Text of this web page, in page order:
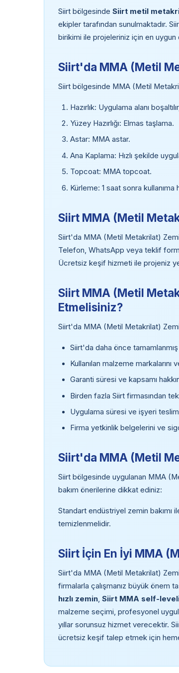
Siirt bölgesinde Siirt metil
ekipler tarafından sunulmaktadır.
birikimi ile projeleriniz için en uygun
Siirt'da MMA (Metil
Siirt bölgesinde MMA (Metil
Hazırlık: Uygulama alanı
Yüzey Hazırlığı: Elmas taşlama.
Astar: MMA astar.
Ana Kaplama: Hızlı şekilde
Topcoat: MMA topcoat.
Kürleme: 1 saat sonra kullanıma
Siirt MMA (Metil
Siirt'da MMA (Metil Metakrilat)
Telefon, WhatsApp veya teklif
Ücretsiz keşif hizmeti ile projeniz
Siirt MMA (Metil
Etmelisiniz?
Siirt'da MMA (Metil Metakrilat)
Siirt'da daha önce
Kullanılan malzeme markalarını
Garanti süresi ve kapsamı
Birden fazla Siirt firmasından
Uygulama süresi ve işyeri teslim
Firma yetkinlik belgelerini ve
Siirt'da MMA (Metil
Siirt bölgesinde uygulanan MMA
bakım önerilerine dikkat ediniz:
Standart endüstriyel zemin bakımı
temizlenmelidir.
Siirt İçin En İyi MMA
Siirt'da MMA (Metil Metakrilat)
firmalarla çalışmanız büyük önem
hızlı zemin, Siirt MMA self-
malzeme seçimi, profesyonel
yıllar sorunsuz hizmet verecektir.
ücretsiz keşif talep etmek için